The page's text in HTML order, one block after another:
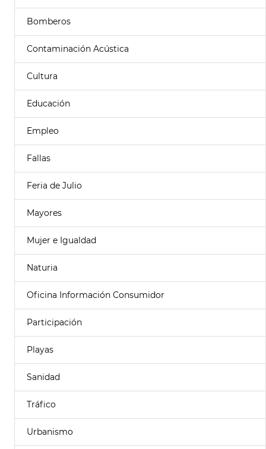
Bomberos
Contaminación Acústica
Cultura
Educación
Empleo
Fallas
Feria de Julio
Mayores
Mujer e Igualdad
Naturia
Oficina Información Consumidor
Participación
Playas
Sanidad
Tráfico
Urbanismo